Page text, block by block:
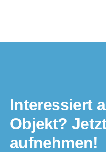
Interessiert
Objekt?
aufnehmen!